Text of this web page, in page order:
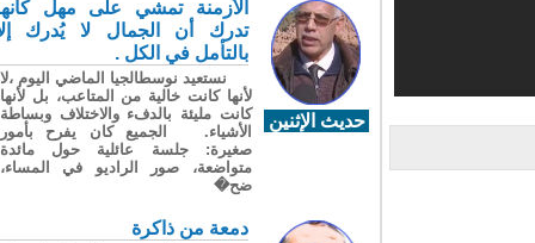
حديث الإثنين
الأزمنة تمشي على مهل كأنها
تدرك أن الجمال لا يُدرك إلا
بالتأمل في الكل .
نستعيد نوسطالجيا الماضي اليوم ،لا
لأنها كانت خالية من المتاعب، بل لأنها
كانت مليئة بالدفء والاختلاف وبساطة
الأشياء. الجميع كان يفرح بأمور
صغيرة: جلسة عائلية حول مائدة
متواضعة، صور الراديو في المساء،
ضح�
دمعة من ذاكرة